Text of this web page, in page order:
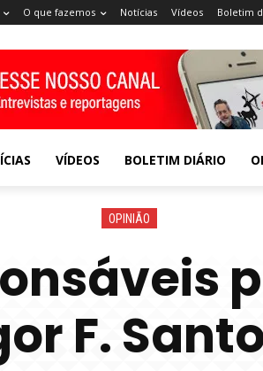
O que fazemos Notícias Vídeos Boletim
VÍDEOS BOLETIM DIÁRIO
OPINIÃO
F.